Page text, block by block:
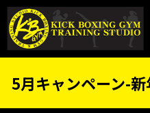
5月キャンペーン-